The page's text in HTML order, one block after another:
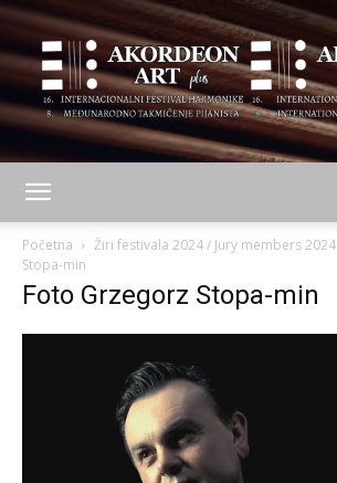
ART
Početna Žiri festivala 2024 / Jury members 2024
Stopa-min
Foto Grzegorz Stopa-min